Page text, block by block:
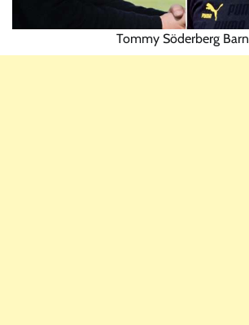
Tommy Söderberg Barn